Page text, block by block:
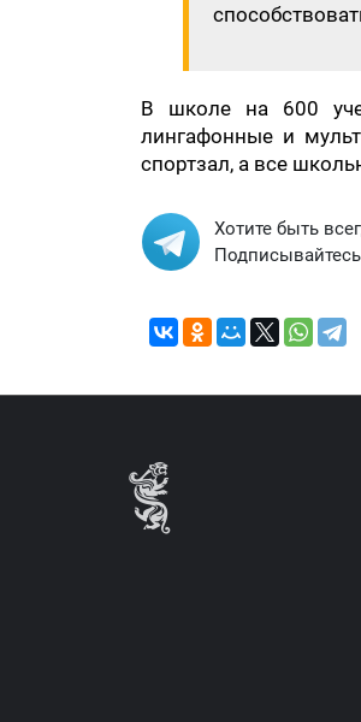
В школе на 600
лингафонные и
спортзал, а все
Хотите быть